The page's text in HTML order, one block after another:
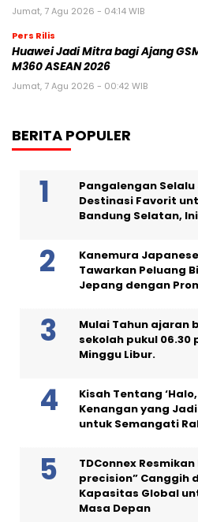
Jumat, 7 Agu 2026 - 04:14 WIB
Pers Rilis
Huawei Jadi Mitra bagi Ajang
M360 ASEAN 2026
Jumat, 7 Agu 2026 - 00:42 WIB
BERITA POPULER
Pangalengan
Destinasi Favorit
Bandung Selatan,
Kanemura
Tawarkan Peluang
Jepang dengan
Mulai Tahun ajaran
sekolah pukul
Minggu Libur.
Kisah Tentang
Kenangan yang
untuk Semangati
TDConnex
precision” Canggih
Kapasitas Global
Masa Depan